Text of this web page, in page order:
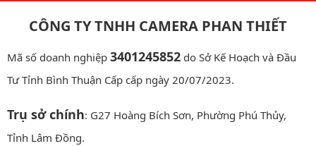
CÔNG TY TNHH CAMERA PHAN THIẾT
Mã số doanh nghiệp 3401245852 do Sở Kế Hoạch và Đầu
Tư Tỉnh Bình Thuận Cấp cấp ngày 20/07/2023.
Trụ sở chính: G27 Hoàng Bích Sơn, Phường Phú Thủy,
Tỉnh Lâm Đồng.